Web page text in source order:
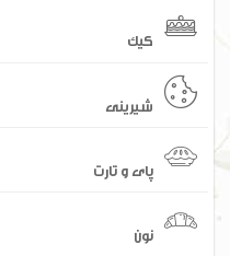
کیک
شیرینی
پای و تارت
نون